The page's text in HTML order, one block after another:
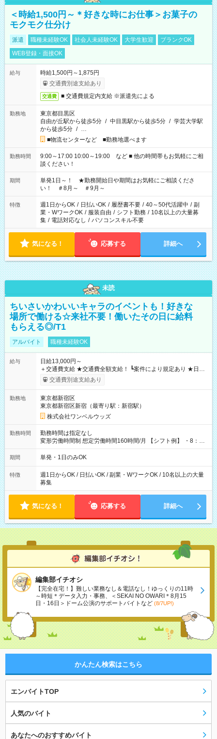
＜時給1,500円～＊好きな時にお仕事＞お菓子の
モクモク仕分け
派遣 職種未経験OK 社会人未経験OK 大学生歓迎
ブランクOK
WEB登録・面接OK
給与
時給1,500円～1,875円
交通費別途支給あり
交通費 ■ 交通費規定内支給 ※派遣先による
勤務地
東京都目黒区
自由が丘駅から徒歩5分 / 中目黒駅から徒歩5分 / 学芸大学駅
から徒歩5分 / …
■物流センターなど ■勤務地選べます
勤務時間
9:00～17:00 10:00～19:00 など ■ 他の時間帯もお気軽にご相
談ください！
期間
単発1日～！ ★勤務開始日や期間はお気軽にご相談くださ
い！ ＃8月～ ＃9月～
特徴 週1日からOK / 日払いOK / 履歴書不要 / 40～50代活躍中 / 副
業・WワークOK / 服装自由 / シフト勤務 / 10名以上の大量募
集 / 電話対応なし / パソコンスキル不要
気になる！ 応募する 詳細へ
未読
ちいさいかわいいキャラのイベントも！好きな
場所で働ける☆来社不要！働いたその日に給料
もらえる◎/T1
アルバイト 職種未経験OK
給与
日給13,000円～
＋交通費支給 ★交通費全額支給！ ┗案件により規定あり ★日払
いOK！（規定あり） ┗働いたその日に現金GET♪ お仕事後はコ
ンビニATMから 日払い分を引き落とせます！ 【試用期間】試
交通費別途支給あり
勤務地
東京都新宿区
東京都新宿区新宿（最寄り駅：新宿駅）
株式会社ワンベルウッズ
勤務時間
勤務時間は指定なし
変形労働時間制 想定労働時間160時間/月 【シフト例】 ・8：00
～21：00
期間 単発・1日のみOK
特徴
週1日からOK / 日払いOK / 副業・WワークOK / 10名以上の大量
募集
気になる！ 応募する 詳細へ
編集部イチオシ
【完全在宅！】難しい業務なし＆電話なし！ゆっくりの11時
～時短＊データ入力・事務、＜SEKAI NO OWARI＊8月15
日・16日＞ドーム公演のサポートバイトなど (8/7UP!)
かんたん検索はこちら
エンバイトTOP
人気のバイト
あなたへのおすすめバイト